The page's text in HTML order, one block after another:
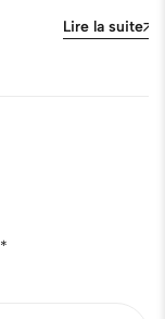
Lire la suite
*